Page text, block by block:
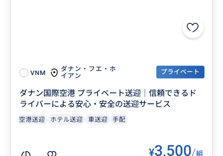
VNM
ダナン・フエ・ホ
イアン
プライベート
ダナン国際空港 プライベート送迎｜信頼できるド
ライバーによる安心・安全の送迎サービス
空港送迎 ホテル送迎 車送迎 手配
¥3,500/組